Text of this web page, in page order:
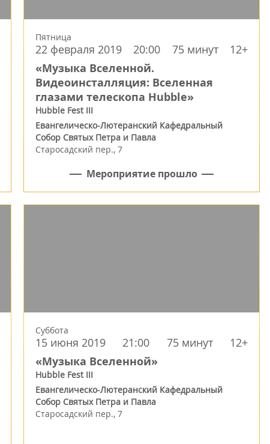
Пятница
22 февраля 2019 20:00 75 минут 12+
«Музыка Вселенной.
Видеоинсталляция: Вселенная
глазами телескопа Hubble»
Hubble Fest III
Евангелическо-Лютеранский Кафедральный
Собор Святых Петра и Павла
Старосадский пер., 7
Мероприятие прошло
Суббота
15 июня 2019 21:00 75 минут 12+
«Музыка Вселенной»
Hubble Fest III
Евангелическо-Лютеранский Кафедральный
Собор Святых Петра и Павла
Старосадский пер., 7